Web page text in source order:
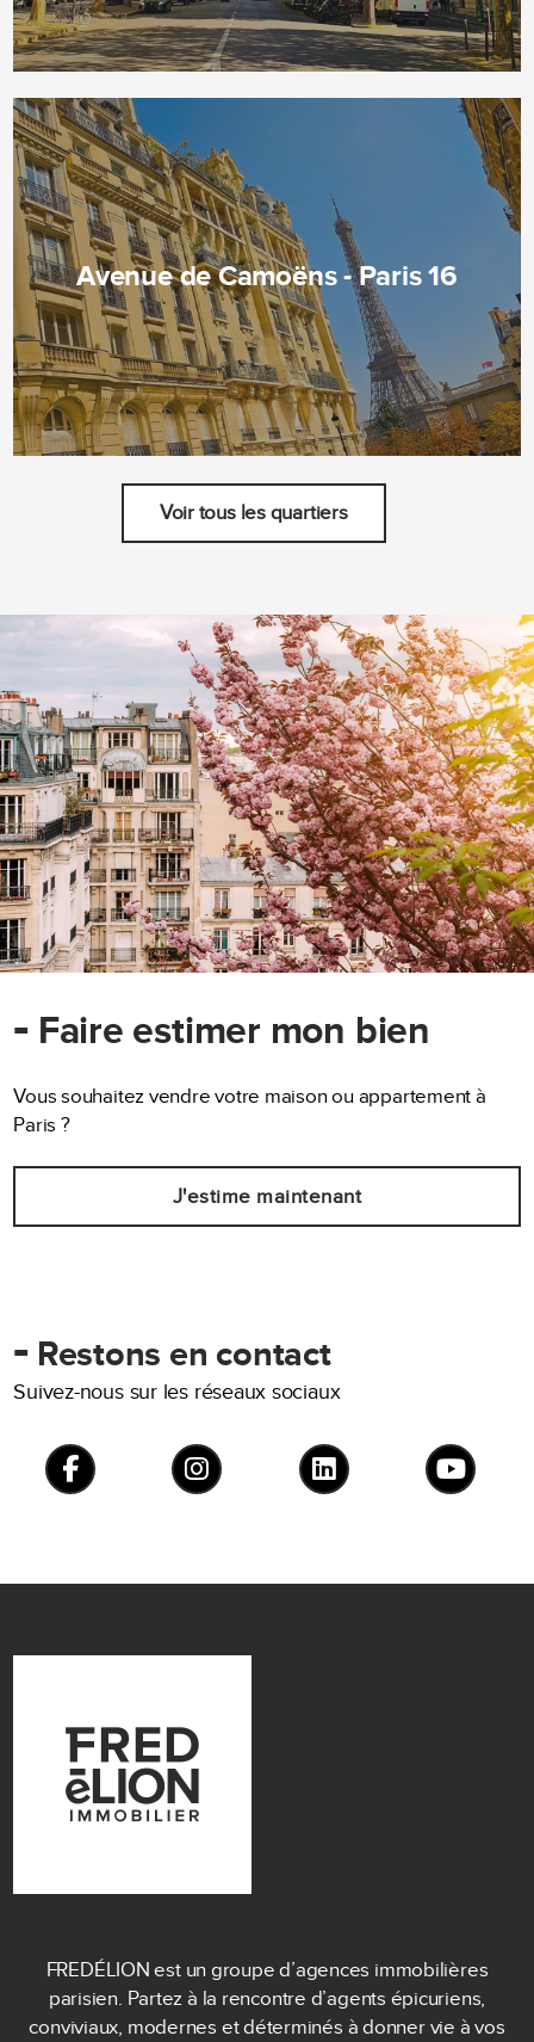
Avenue de Camoëns - Paris 16
Voir tous les quartiers
- Faire estimer mon bien
Vous souhaitez vendre votre maison ou appartement à
Paris ?
J'estime maintenant
- Restons en contact
Suivez-nous sur les réseaux sociaux
FREDÉLION est un groupe d’agences immobilières
parisien. Partez à la rencontre d’agents épicuriens,
conviviaux, modernes et déterminés à donner vie à vos